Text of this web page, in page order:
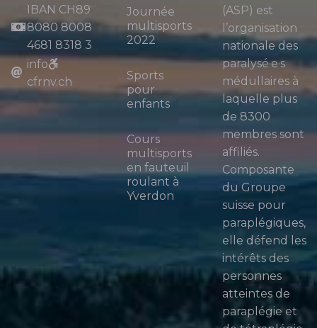
IBAN CH89
8080 8008
4681 8318 3
info
cfrnv.ch
Journée
multisports
2022
Sports
pour
enfants
Cours
multisports
en fauteuil
roulant à
Yverdon
(ASP) est
l’organisation
nationale des
paralysé·e·s
médullaires à
laquelle plus
de 8300
membres sont
affiliés.
Composante
du Groupe
suisse pour
paraplégiques,
elle défend les
intérêts des
personnes
atteintes de
paraplégie et